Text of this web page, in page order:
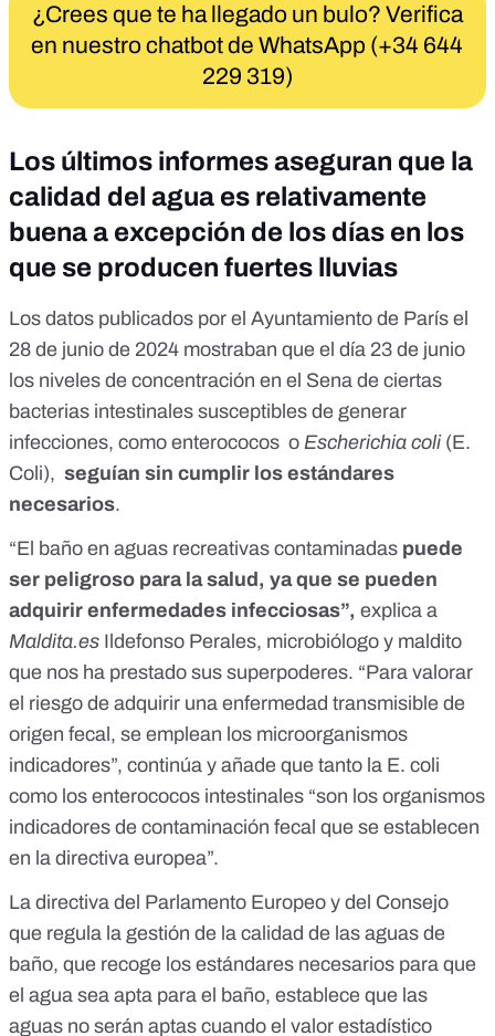
¿Crees que te ha llegado un bulo? Verifica
en nuestro chatbot de WhatsApp (+34 644
229 319)
Los últimos informes aseguran que la
calidad del agua es relativamente
buena a excepción de los días en los
que se producen fuertes lluvias
Los datos publicados por el Ayuntamiento de París el
28 de junio de 2024 mostraban que el día 23 de junio
los niveles de concentración en el Sena de ciertas
bacterias intestinales susceptibles de generar
infecciones, como enterococos o Escherichia coli (E.
Coli), seguían sin cumplir los estándares
necesarios.
“El baño en aguas recreativas contaminadas puede
ser peligroso para la salud, ya que se pueden
adquirir enfermedades infecciosas”, explica a
Maldita.es Ildefonso Perales, microbiólogo y maldito
que nos ha prestado sus superpoderes. “Para valorar
el riesgo de adquirir una enfermedad transmisible de
origen fecal, se emplean los microorganismos
indicadores”, continúa y añade que tanto la E. coli
como los enterococos intestinales “son los organismos
indicadores de contaminación fecal que se establecen
en la directiva europea”.
La directiva del Parlamento Europeo y del Consejo
que regula la gestión de la calidad de las aguas de
baño, que recoge los estándares necesarios para que
el agua sea apta para el baño, establece que las
aguas no serán aptas cuando el valor estadístico